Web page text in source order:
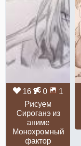
16 0
1
Рисуем
Сироганэ из
аниме
Монохромный
фактор